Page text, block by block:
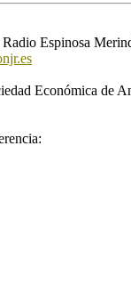
Espinosa
Económica de